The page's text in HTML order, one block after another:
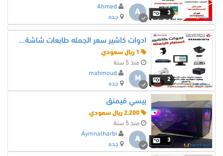
3
A
Ahmed
جده
2
ادوات كاشير سعر الجمله طابعات شاشة كاشير
منذ 5 سنة
M
mahmoud
جده
3
بيسي قيمنق
منذ 5 سنة
A
Aymnalharbi
جده